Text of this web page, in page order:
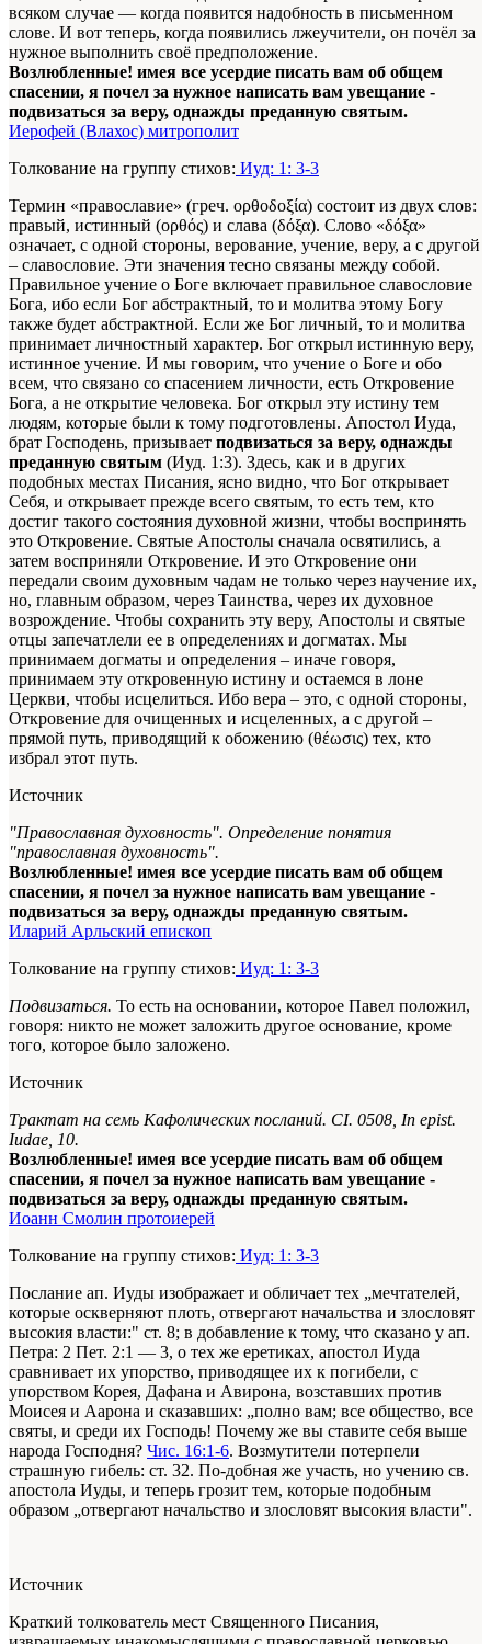
всяком случае — когда появится надобность в письменном
слове. И вот теперь, когда появились лжеучители, он почёл за
нужное выполнить своё предположение.
Возлюбленные! имея все усердие писать вам об общем
спасении, я почел за нужное написать вам увещание -
подвизаться за веру, однажды преданную святым.
Иерофей (Влахос) митрополит
Толкование на группу стихов: Иуд: 1: 3-3
Термин «православие» (греч. ορθοδοξία) состоит из двух слов:
правый, истинный (ορθός) и слава (δόξα). Слово «δόξα»
означает, с одной стороны, верование, учение, веру, а с другой
– славословие. Эти значения тесно связаны между собой.
Правильное учение о Боге включает правильное славословие
Бога, ибо если Бог абстрактный, то и молитва этому Богу
также будет абстрактной. Если же Бог личный, то и молитва
принимает личностный характер. Бог открыл истинную веру,
истинное учение. И мы говорим, что учение о Боге и обо
всем, что связано со спасением личности, есть Откровение
Бога, а не открытие человека. Бог открыл эту истину тем
людям, которые были к тому подготовлены. Апостол Иуда,
брат Господень, призывает подвизаться за веру, однажды
преданную святым (Иуд. 1:3). Здесь, как и в других
подобных местах Писания, ясно видно, что Бог открывает
Себя, и открывает прежде всего святым, то есть тем, кто
достиг такого состояния духовной жизни, чтобы воспринять
это Откровение. Святые Апостолы сначала освятились, а
затем восприняли Откровение. И это Откровение они
передали своим духовным чадам не только через научение их,
но, главным образом, через Таинства, через их духовное
возрождение. Чтобы сохранить эту веру, Апостолы и святые
отцы запечатлели ее в определениях и догматах. Мы
принимаем догматы и определения – иначе говоря,
принимаем эту откровенную истину и остаемся в лоне
Церкви, чтобы исцелиться. Ибо вера – это, с одной стороны,
Откровение для очищенных и исцеленных, а с другой –
прямой путь, приводящий к обожению (θέωσις) тех, кто
избрал этот путь.
Источник
"Православная духовность". Определение понятия
"православная духовность".
Возлюбленные! имея все усердие писать вам об общем
спасении, я почел за нужное написать вам увещание -
подвизаться за веру, однажды преданную святым.
Иларий Арльский епископ
Толкование на группу стихов: Иуд: 1: 3-3
Подвизаться. То есть на основании, которое Павел положил,
говоря: никто не может заложить другое основание, кроме
того, которое было заложено.
Источник
Трактат на семь Кафолических посланий. CI. 0508, In epist.
Iudae, 10.
Возлюбленные! имея все усердие писать вам об общем
спасении, я почел за нужное написать вам увещание -
подвизаться за веру, однажды преданную святым.
Иоанн Смолин протоиерей
Толкование на группу стихов: Иуд: 1: 3-3
Послание ап. Иуды изображает и обличает тех „мечтателей,
которые оскверняют плоть, отвергают начальства и злословят
высокия власти:" ст. 8; в добавление к тому, что сказано у ап.
Петра: 2 Пет. 2:1 — 3, о тех же еретиках, апостол Иуда
сравнивает их упорство, приводящее их к погибели, с
упорством Корея, Дафана и Авирона, возставших против
Моисея и Аарона и сказавших: „полно вам; все общество, все
святы, и среди их Господь! Почему же вы ставите себя выше
народа Господня? Чис. 16:1-6. Возмутители потерпели
страшную гибель: ст. 32. По-добная же участь, но учению св.
апостола Иуды, и теперь грозит тем, которые подобным
образом „отвергают начальство и злословят высокия власти".
Источник
Краткий толкователь мест Священного Писания,